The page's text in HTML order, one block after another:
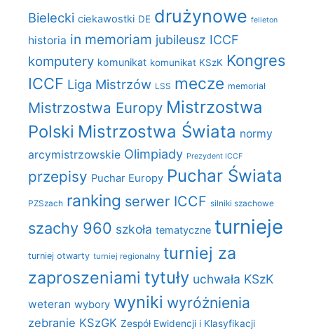
Bielecki ciekawostki DE drużynowe felieton
historia in memoriam jubileusz ICCF
komputery komunikat komunikat KSzK Kongres
ICCF Liga Mistrzów LSS mecze memoriał
Mistrzostwa Europy Mistrzostwa
Polski Mistrzostwa Świata normy
arcymistrzowskie Olimpiady Prezydent ICCF
przepisy Puchar Europy Puchar Świata
PZSzach ranking serwer ICCF silniki szachowe
szachy 960 szkoła tematyczne turnieje
turniej otwarty turniej regionalny turniej za
zaproszeniami tytuły uchwała KSzK
weteran wybory wyniki wyróżnienia
zebranie KSzGK Zespół Ewidencji i Klasyfikacji